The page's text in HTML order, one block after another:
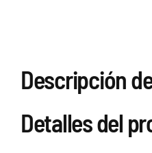
Descripción
Detalles del